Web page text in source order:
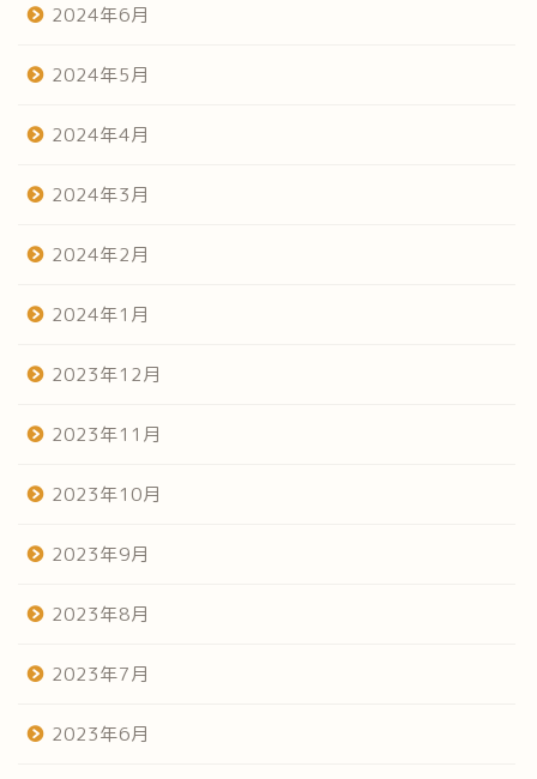
2024年6月
2024年5月
2024年4月
2024年3月
2024年2月
2024年1月
2023年12月
2023年11月
2023年10月
2023年9月
2023年8月
2023年7月
2023年6月